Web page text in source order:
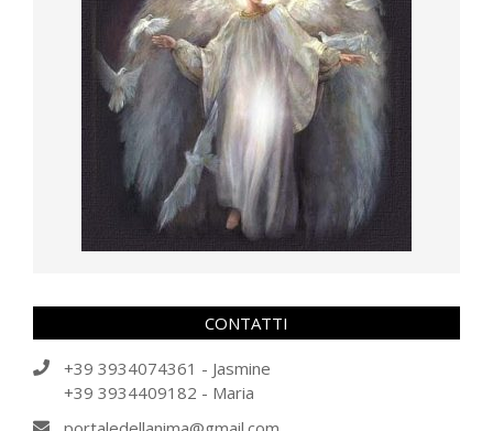
CONTATTI
+39 3934074361 - Jasmine
+39 3934409182 - Maria